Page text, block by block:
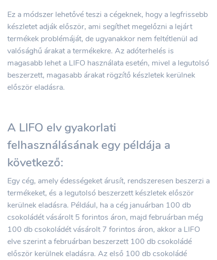
Ez a módszer lehetővé teszi a cégeknek, hogy a legfrissebb
készletet adják először, ami segíthet megelőzni a lejárt
termékek problémáját, de ugyanakkor nem feltétlenül ad
valósághű árakat a termékekre. Az adóterhelés is
magasabb lehet a LIFO használata esetén, mivel a legutolsó
beszerzett, magasabb árakat rögzítő készletek kerülnek
először eladásra.
A LIFO elv gyakorlati
felhasználásának egy példája a
következő:
Egy cég, amely édességeket árusít, rendszeresen beszerzi a
termékeket, és a legutolsó beszerzett készletek először
kerülnek eladásra. Például, ha a cég januárban 100 db
csokoládét vásárolt 5 forintos áron, majd februárban még
100 db csokoládét vásárolt 7 forintos áron, akkor a LIFO
elve szerint a februárban beszerzett 100 db csokoládé
először kerülnek eladásra. Az első 100 db csokoládé